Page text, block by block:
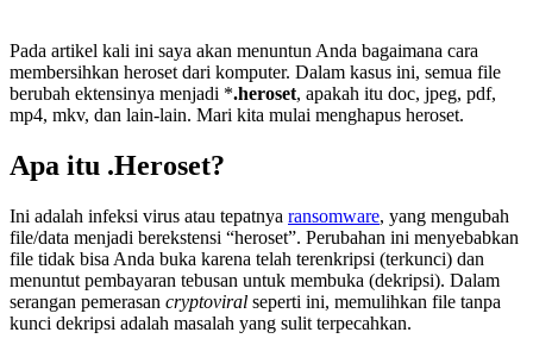
Pada artikel kali ini saya akan menuntun Anda bagaimana cara
membersihkan heroset dari komputer. Dalam kasus ini, semua file
berubah ektensinya menjadi *.heroset, apakah itu doc, jpeg, pdf,
mp4, mkv, dan lain-lain. Mari kita mulai menghapus heroset.
Apa itu .Heroset?
Ini adalah infeksi virus atau tepatnya ransomware, yang mengubah
file/data menjadi berekstensi “heroset”. Perubahan ini menyebabkan
file tidak bisa Anda buka karena telah terenkripsi (terkunci) dan
menuntut pembayaran tebusan untuk membuka (dekripsi). Dalam
serangan pemerasan cryptoviral seperti ini, memulihkan file tanpa
kunci dekripsi adalah masalah yang sulit terpecahkan.